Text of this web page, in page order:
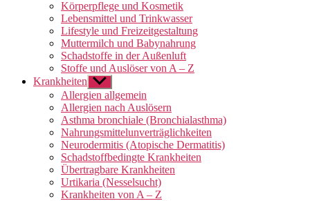
Körperpflege und Kosmetik
Lebensmittel und Trinkwasser
Lifestyle und Freizeitgestaltung
Muttermilch und Babynahrung
Schadstoffe in der Außenluft
Stoffe und Auslöser von A – Z
Krankheiten Untermenü
anzeigen
Allergien allgemein
Allergien nach Auslösern
Asthma bronchiale (Bronchialasthma)
Nahrungsmittelunverträglichkeiten
Neurodermitis (Atopische Dermatitis)
Schadstoffbedingte Krankheiten
Übertragbare Krankheiten
Urtikaria (Nesselsucht)
Krankheiten von A – Z